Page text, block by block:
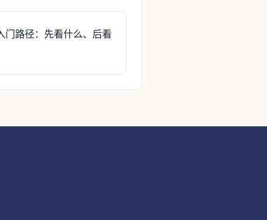
门路径：先看什么、后看